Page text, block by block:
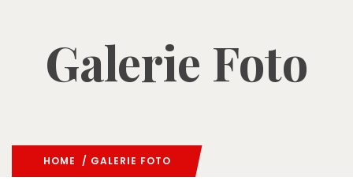
Galerie Foto
HOME / GALERIE FOTO